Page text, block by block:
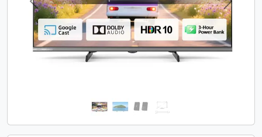
Previous Next